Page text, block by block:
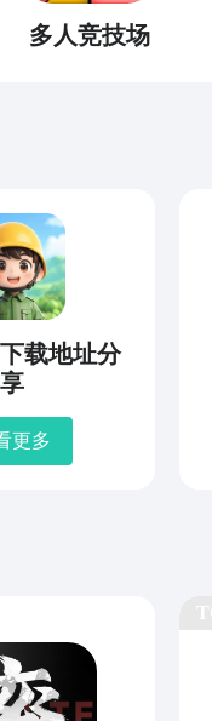
多人竞技场
载地址分
享
更多